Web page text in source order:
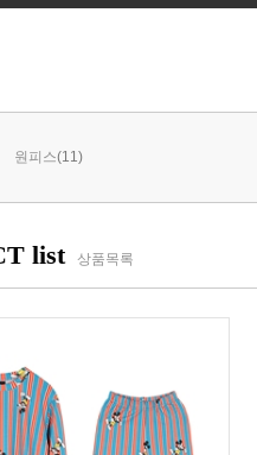
원피스(11)
list 상품목록